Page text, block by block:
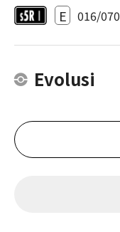
E 016/070
Evolusi